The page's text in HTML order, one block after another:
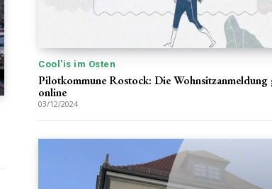
Cool'is im Osten
Pilotkommune Rostock: Die Wohnsitzanmeldung
online
03/12/2024